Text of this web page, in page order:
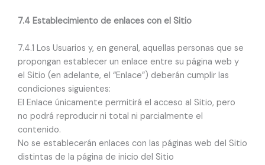
7.4 Establecimiento de enlaces con el Sitio
7.4.1 Los Usuarios y, en general, aquellas personas que se
propongan establecer un enlace entre su página web y
el Sitio (en adelante, el “Enlace”) deberán cumplir las
condiciones siguientes:
El Enlace únicamente permitirá el acceso al Sitio, pero
no podrá reproducir ni total ni parcialmente el
contenido.
No se establecerán enlaces con las páginas web del Sitio
distintas de la página de inicio del Sitio